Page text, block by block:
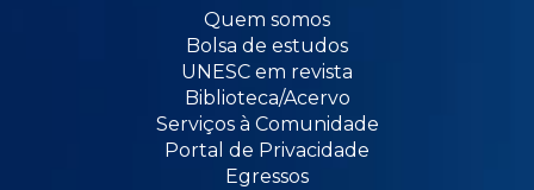
Quem somos
Bolsa de estudos
UNESC em revista
Biblioteca/Acervo
Serviços à Comunidade
Portal de Privacidade
Egressos